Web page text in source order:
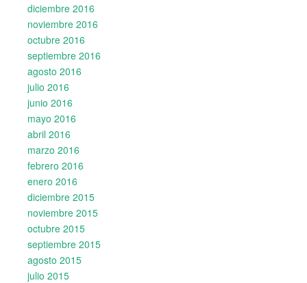
diciembre 2016
noviembre 2016
octubre 2016
septiembre 2016
agosto 2016
julio 2016
junio 2016
mayo 2016
abril 2016
marzo 2016
febrero 2016
enero 2016
diciembre 2015
noviembre 2015
octubre 2015
septiembre 2015
agosto 2015
julio 2015